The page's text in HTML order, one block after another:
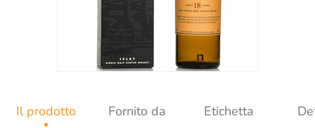
Il prodotto Fornito da Etichetta